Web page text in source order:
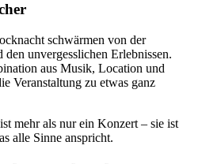
schwärmen von der
unvergesslichen Erlebnissen.
aus Musik, Location und
Veranstaltung zu etwas ganz
mehr als nur ein Konzert – sie ist
alle Sinne anspricht.